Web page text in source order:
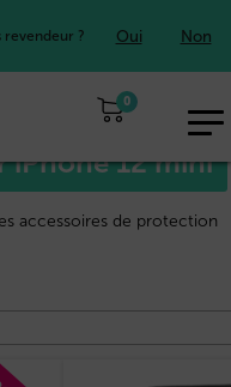
revendeur ? Oui Non
0
FR
iPhone 12 mini
accessoires de protection